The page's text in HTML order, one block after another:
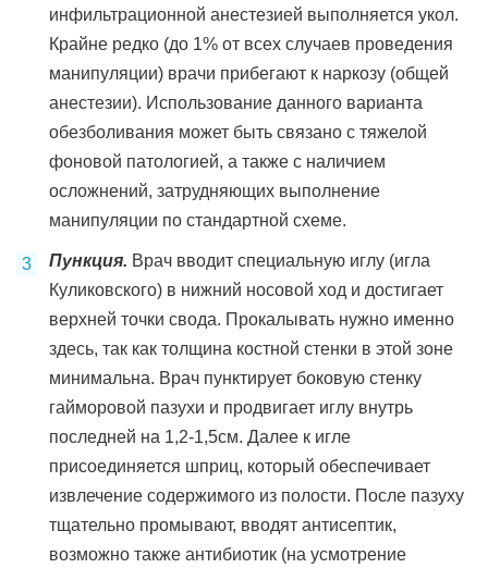
инфильтрационной анестезией выполняется укол.
Крайне редко (до 1% от всех случаев проведения
манипуляции) врачи прибегают к наркозу (общей
анестезии). Использование данного варианта
обезболивания может быть связано с тяжелой
фоновой патологией, а также с наличием
осложнений, затрудняющих выполнение
манипуляции по стандартной схеме.
Пункция. Врач вводит специальную иглу (игла
Куликовского) в нижний носовой ход и достигает
верхней точки свода. Прокалывать нужно именно
здесь, так как толщина костной стенки в этой зоне
минимальна. Врач пунктирует боковую стенку
гайморовой пазухи и продвигает иглу внутрь
последней на 1,2-1,5см. Далее к игле
присоединяется шприц, который обеспечивает
извлечение содержимого из полости. После пазуху
тщательно промывают, вводят антисептик,
возможно также антибиотик (на усмотрение